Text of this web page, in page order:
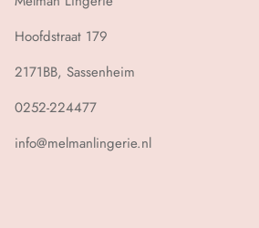
Hoofdstraat 179
2171BB, Sassenheim
0252-224477
info@melmanlingerie.nl